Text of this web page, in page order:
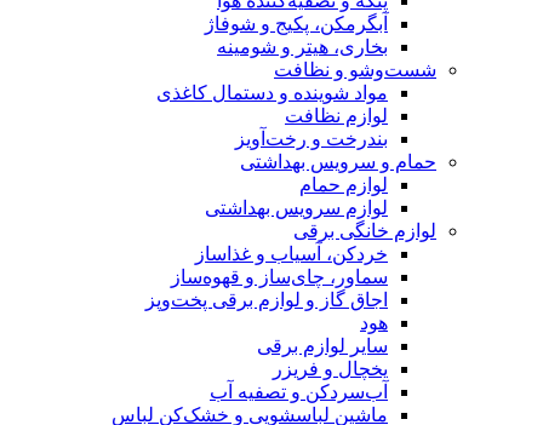
آبگرمکن، پکیج و شوفاژ
بخاری، هیتر و شومینه
شست‌وشو و نظافت
مواد شوینده و دستمال کاغذی
لوازم نظافت
بندرخت و رخت‌آویز
حمام و سرویس بهداشتی
لوازم حمام
لوازم سرویس بهداشتی
لوازم خانگی برقی
خردکن، آسیاب و غذاساز
سماور، چای‌ساز و قهوه‌ساز
اجاق گاز و لوازم برقی پخت‌وپز
هود
سایر لوازم برقی
یخچال و فریزر
آب‌سردکن و تصفیه آب
ماشین لباسشویی و خشک‌کن لباس